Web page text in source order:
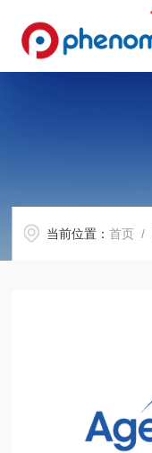
当前位置：首页 /